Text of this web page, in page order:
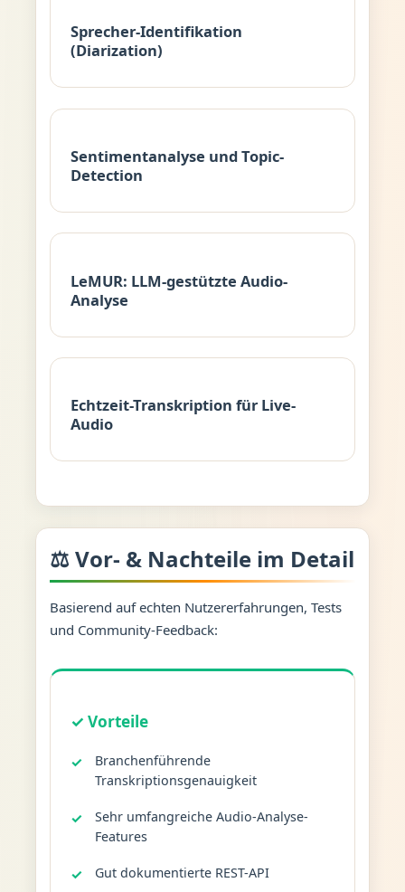
Sprecher-Identifikation
(Diarization)
Sentimentanalyse und Topic-
Detection
LeMUR: LLM-gestützte Audio-
Analyse
Echtzeit-Transkription für Live-
Audio
⚖️ Vor- & Nachteile im Detail
Basierend auf echten Nutzererfahrungen, Tests
und Community-Feedback:
✓ Vorteile
Branchenführende
Transkriptionsgenauigkeit
Sehr umfangreiche Audio-Analyse-
Features
Gut dokumentierte REST-API